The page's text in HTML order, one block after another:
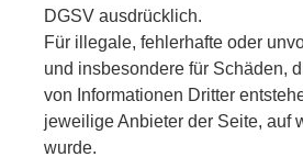
DGSV ausdrücklich.
Für illegale, fehlerhafte oder
und insbesondere für Schäden,
von Informationen Dritter
jeweilige Anbieter der Seite, auf
wurde.